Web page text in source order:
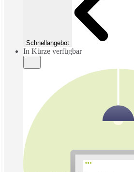
Schnellangebot
In Kürze verfügbar